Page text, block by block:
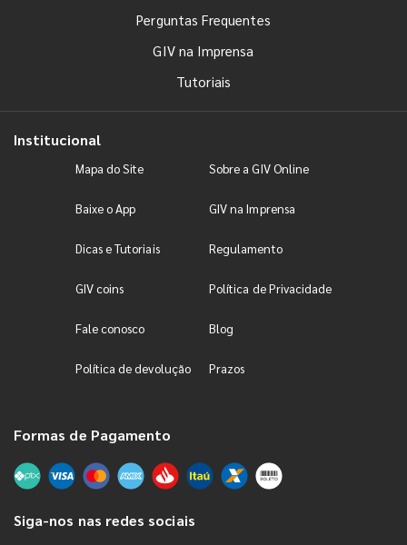
Perguntas Frequentes
GIV na Imprensa
Tutoriais
Institucional
Mapa do Site Sobre a GIV Online
Baixe o App GIV na Imprensa
Dicas e Tutoriais Regulamento
GIV coins Política de Privacidade
Fale conosco Blog
Política de devolução Prazos
Formas de Pagamento
Siga-nos nas redes sociais